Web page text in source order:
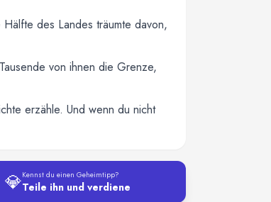
des Landes träumte davon,
von ihnen die Grenze,
erzähle. Und wenn du nicht
💎Kennst du einen Geheimtipp?
Teile ihn und verdiene